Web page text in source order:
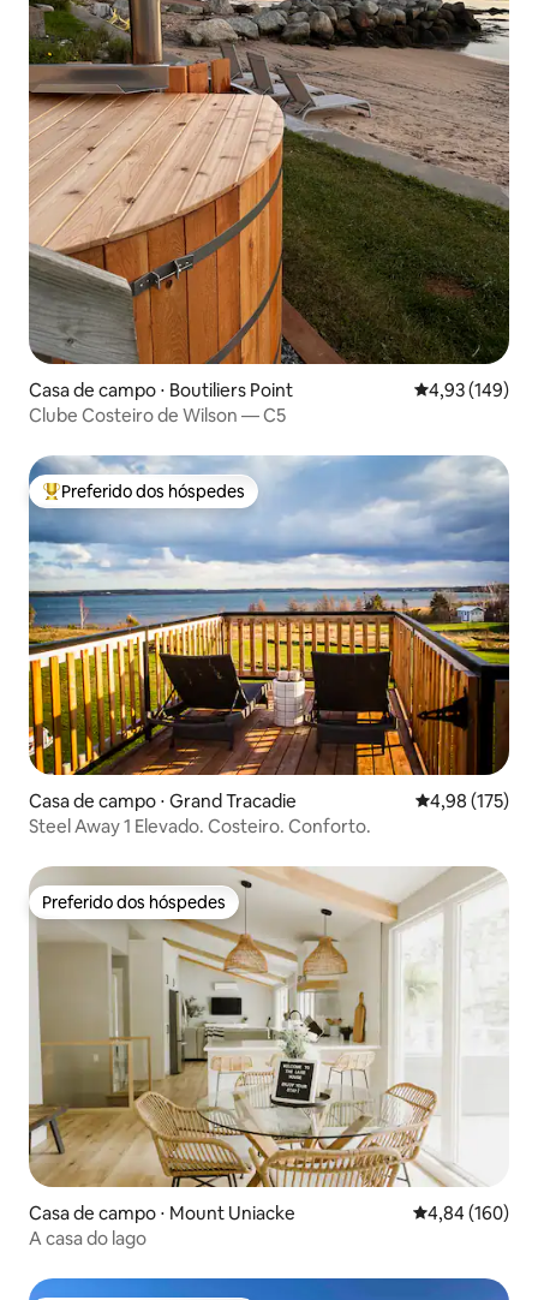
Casa de campo ⋅ Boutiliers Point 4,93 de uma
4,93 (149)
Clube Costeiro de Wilson — C5
Entre os melhores preferidos dos hóspedes
Preferido dos hóspedes
Casa de campo ⋅ Grand Tracadie 4,98 de uma
4,98 (175)
Steel Away 1 Elevado. Costeiro. Conforto.
Preferido dos hóspedes
Preferido dos hóspedes
Casa de campo ⋅ Mount Uniacke 4,84 de uma
4,84 (160)
A casa do lago